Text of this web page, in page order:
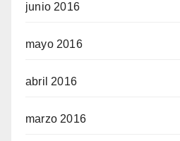
junio 2016
mayo 2016
abril 2016
marzo 2016